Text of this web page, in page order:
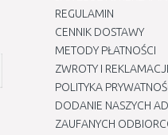
REGULAMIN
CENNIK DOSTAWY
METODY PŁATNOŚCI
ZWROTY I
POLITYKA
DODANIE NASZYCH
ZAUFANYCH